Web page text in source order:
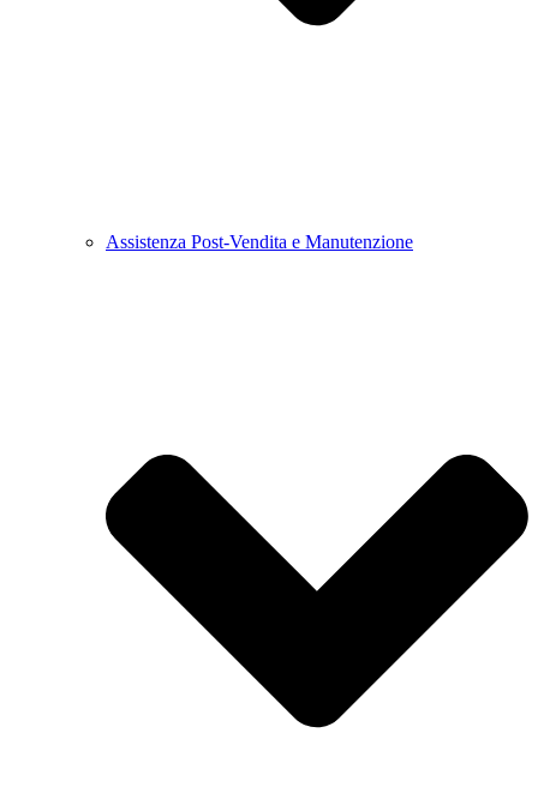
Assistenza Post-Vendita e Manutenzione